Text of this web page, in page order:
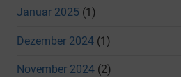
Januar 2025 (1)
Dezember 2024 (1)
November 2024 (2)